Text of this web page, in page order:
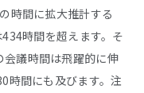
時間に拡大推計する
時間を超えます。そ
会議時間は飛躍的に伸
時間にも及びます。注